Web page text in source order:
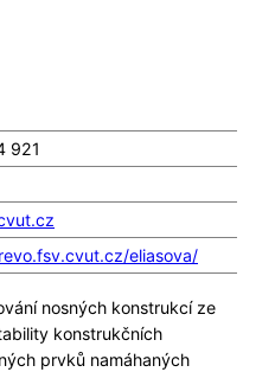
921
eliasova/
nosných konstrukcí ze
konstrukčních
prvků namáhaných